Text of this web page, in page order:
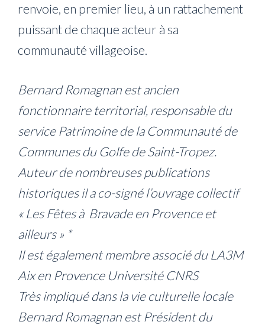
renvoie, en premier lieu, à un rattachement
puissant de chaque acteur à sa
communauté villageoise.
Bernard Romagnan est ancien
fonctionnaire territorial, responsable du
service Patrimoine de la Communauté de
Communes du Golfe de Saint-Tropez.
Auteur de nombreuses publications
historiques il a co-signé l’ouvrage collectif
« Les Fêtes à Bravade en Provence et
ailleurs » *
Il est également membre associé du LA3M
Aix en Provence Université CNRS
Très impliqué dans la vie culturelle locale
Bernard Romagnan est Président du